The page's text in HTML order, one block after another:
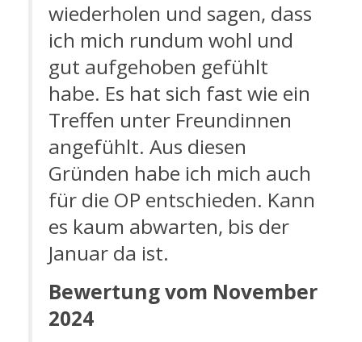
wiederholen und sagen, dass
ich mich rundum wohl und
gut aufgehoben gefühlt
habe. Es hat sich fast wie ein
Treffen unter Freundinnen
angefühlt. Aus diesen
Gründen habe ich mich auch
für die OP entschieden. Kann
es kaum abwarten, bis der
Januar da ist.
Bewertung vom November
2024